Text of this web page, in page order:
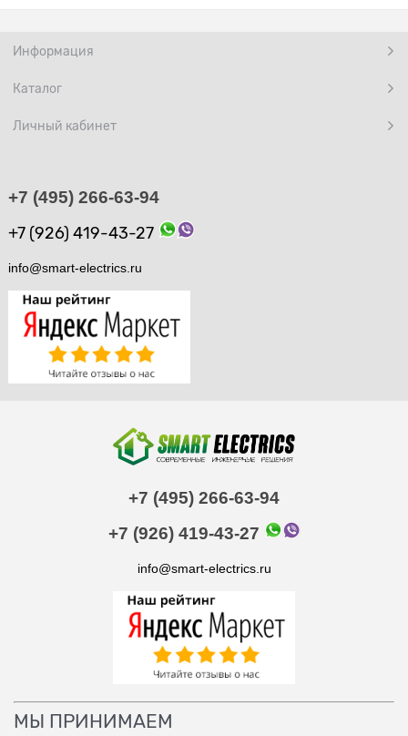
Информация
Каталог
Личный кабинет
+7 (495) 266-63-94
+7 (926) 419-43-27
info@smart-electrics.ru
+7 (495) 266-63-94
+7 (926) 419-43-27
info@smart-electrics.ru
МЫ ПРИНИМАЕМ